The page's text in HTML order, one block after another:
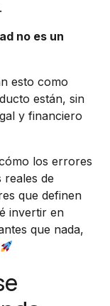
no es un
esto como
están, sin
y financiero
los errores
reales de
que definen
invertir en
que nada,